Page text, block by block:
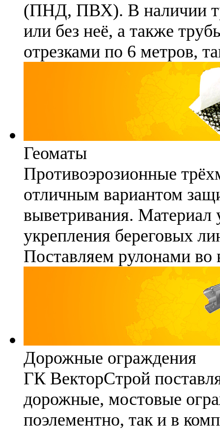
(ПНД, ПВХ). В наличии
или без неё, а также
отрезками по 6 метров,
Геоматы
Противоэрозионные
отличным вариантом
выветривания. Материал
укрепления береговых
Поставляем рулонами
Дорожные ограждения
ГК ВекторСтрой
дорожные, мостовые
поэлементно, так и в